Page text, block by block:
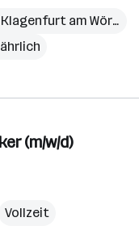
Klagenfurt am Wörthersee
(m/w/d)
Vollzeit